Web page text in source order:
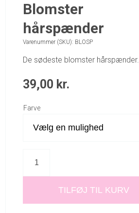
Blomster
hårspænder
Varenummer (SKU): BLOSP
De sødeste blomster hårspænder.
39,00 kr.
Farve
TILFØJ TIL KURV